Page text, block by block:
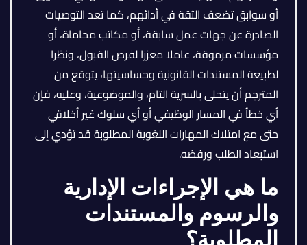
أو سوابق تضعف الثقة في أدائهم، كما تعد التوصيات
الصادرة عن جهات عمل سابقة، أو مكاتب محاماة، أو
مؤسسات مرموقة، عاملا معززا لفرص القبول، ونظرا
لطبيعة المستندات القانونية وحساسيتها، يتوقع من
المترجم أن يتحلى بالسرية التام، والموضوعية، وعليه، فإن
أي خطأ في المسار الوظيفي أو أي سلوك غير أخلاقي
حتى مع امتلاك المهارات اللغوية المطلوبة قد تؤدي إلى
استبعاد الطلب ورفضه.
ما هي الإجراءات الإدارية
والرسوم والمستندات
المطلوبة؟